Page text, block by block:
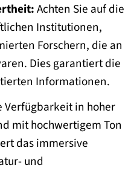
Achten Sie auf die
Institutionen,
Forschern, die an
Dies garantiert die
Informationen.
Verfügbarkeit in hoher
mit hochwertigem Ton
das immersive
und